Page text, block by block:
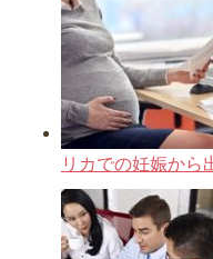
リカでの妊娠から